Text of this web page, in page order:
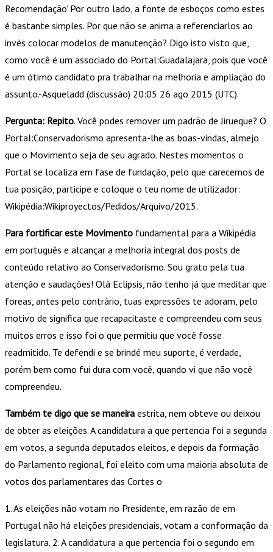
Recomendação’ Por outro lado, a fonte de esboços como estes
é bastante simples. Por que não se anima a referenciarlos ao
invés colocar modelos de manutenção? Digo isto visto que,
como você é um associado do Portal:Guadalajara, pois que você
é um ótimo candidato pra trabalhar na melhoria e ampliação do
assunto.-Asqueladd (discussão) 20:05 26 ago 2015 (UTC).
Pergunta: Repito. Você podes remover um padrão de Jirueque? O
Portal:Conservadorismo apresenta-lhe as boas-vindas, almejo
que o Movimento seja de seu agrado. Nestes momentos o
Portal se localiza em fase de fundação, pelo que carecemos de
tua posição, participe e coloque o teu nome de utilizador:
Wikipédia:Wikiproyectos/Pedidos/Arquivo/2015.
Para fortificar este Movimento fundamental para a Wikipédia
em português e alcançar a melhoria integral dos posts de
conteúdo relativo ao Conservadorismo. Sou grato pela tua
atenção e saudações! Olá Eclipsis, não tenho já que meditar que
foreas, antes pelo contrário, tuas expressões te adoram, pelo
motivo de significa que recapacitaste e compreendeu com seus
muitos erros e isso foi o que permitiu que você fosse
readmitido. Te defendi e se brindé meu suporte, é verdade,
porém bem como fui dura com você, quando vi que não você
compreendeu.
Também te digo que se maneira estrita, nem obteve ou deixou
de obter as eleições. A candidatura a que pertencia foi a segunda
em votos, a segunda deputados eleitos, e depois da formação
do Parlamento regional, foi eleito com uma maioria absoluta de
votos dos parlamentares das Cortes o
1. As eleições não votam no Presidente, em razão de em
Portugal não há eleições presidenciais, votam a conformação da
legislatura. 2. A candidatura a que pertencia foi o segundo em